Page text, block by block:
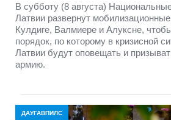
В субботу (8 августа)
Латвии развернут
Кулдиге, Валмиере и Алуксне,
порядок, по которому в кризисной
Латвии будут оповещать и
армию.
ДАУГАВПИЛС